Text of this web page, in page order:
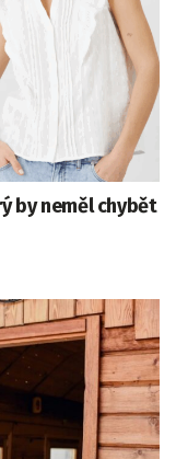
by neměl chybět